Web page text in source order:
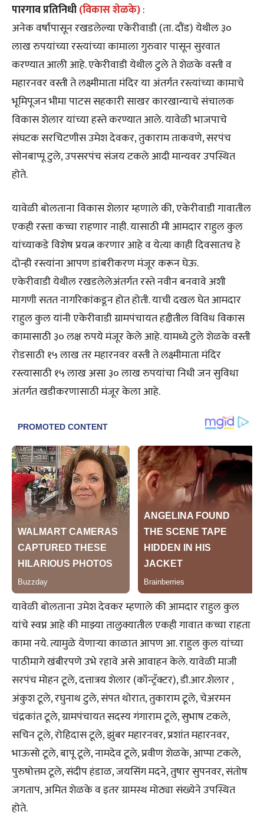
पारगाव प्रतिनिधी(विकास शेळके):
अनेक वर्षांपासून रखडलेल्या एकेरीवाडी (ता. दौंड) येथील ३०
लाख रुपयांच्या रस्त्यांच्या कामाला गुरुवार पासून सुरवात
करण्यात आली आहे. एकेरीवाडी येथील टुले ते शेळके वस्ती व
महारनवर वस्ती ते लक्ष्मीमाता मंदिर या अंतर्गत रस्त्यांच्या कामाचे
भूमिपूजन भीमा पाटस सहकारी साखर कारखान्याचे संचालक
विकास शेलार यांच्या हस्ते करण्यात आले. यावेळी भाजपाचे
संघटक सरचिटणीस उमेश देवकर, तुकाराम ताकवणे, सरपंच
सोनबाप्पू टुले, उपसरपंच संजय टकले आदी मान्यवर उपस्थित
होते.
यावेळी बोलताना विकास शेलार म्हणाले की, एकेरीवाडी गावातील
एकही रस्ता कच्चा राहणार नाही. यासाठी मी आमदार राहुल कुल
यांच्याकडे विशेष प्रयत्न करणार आहे व येत्या काही दिवसातच हे
दोन्ही रस्त्यांना आपण डांबरीकरण मंजूर करून घेऊ.
एकेरीवाडी येथील रखडलेलेअंतर्गत रस्ते नवीन बनवावे अशी
मागणी सतत नागरिकांकडून होत होती. याची दखल घेत आमदार
राहुल कुल यांनी एकेरीवाडी ग्रामपंचायत हद्दीतील विविध विकास
कामासाठी ३० लक्ष रुपये मंजूर केले आहे. यामध्ये टुले शेळके वस्ती
रोडसाठी १५ लाख तर महारनवर वस्ती ते लक्ष्मीमाता मंदिर
रस्त्यासाठी १५ लाख असा ३० लाख रुपयांचा निधी जन सुविधा
अंतर्गत खडीकरणासाठी मंजूर केला आहे.
यावेळी बोलताना उमेश देवकर म्हणाले की आमदार राहुल कुल
यांचे स्वप्न आहे की माझ्या तालुक्यातील एकही गावात कच्चा राहता
कामा नये. त्यामुळे येणाऱ्या काळात आपण आ. राहुल कुल यांच्या
पाठीमागे खंबीरपणे उभे रहावे असे आवाहन केले. यावेळी माजी
सरपंच मोहन टूले, दत्तात्रय शेलार (कॉन्ट्रॅक्टर), डी.आर.शेलार ,
अंकुश टूले, रघुनाथ टुले, संपत थोरात, तुकाराम टूले, चेअरमन
चंद्रकांत टूले, ग्रामपंचायत सदस्य गंगाराम टूले, सुभाष टकले,
सचिन टूले, रोहिदास टूले, झुंबर महारनवर, प्रशांत महारनवर,
भाऊसो टूले, बापू टूले, नामदेव टूले, प्रवीण शेळके, आप्पा टकले,
पुरुषोत्तम टूले, संदीप हंडाळ, जयसिंग मदने, तुषार सुपनवर, संतोष
जगताप, अमित शेळके व इतर ग्रामस्थ मोठ्या संख्येने उपस्थित
होते.